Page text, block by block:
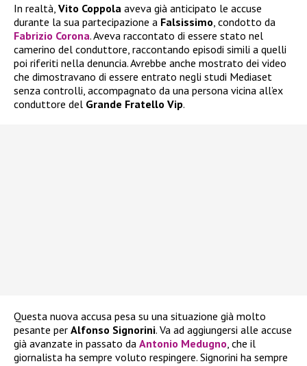
In realtà, Vito Coppola aveva già anticipato le accuse
durante la sua partecipazione a Falsissimo , condotto da
Fabrizio Corona. Aveva raccontato di essere stato nel
camerino del conduttore, raccontando episodi simili a quelli
poi riferiti nella denuncia. Avrebbe anche mostrato dei video
che dimostravano di essere entrato negli studi Mediaset
senza controlli, accompagnato da una persona vicina all’ex
conduttore del Grande Fratello Vip.
Questa nuova accusa pesa su una situazione già molto
pesante per Alfonso Signorini. Va ad aggiungersi alle accuse
già avanzate in passato da Antonio Medugno , che il
giornalista ha sempre voluto respingere. Signorini ha sempre